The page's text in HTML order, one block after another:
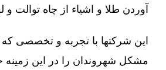
آوردن طلا و اشیاء از چاه توالت
این شرکتها با تجربه و تخصصی که
مشکل شهروندان را در این زمینه